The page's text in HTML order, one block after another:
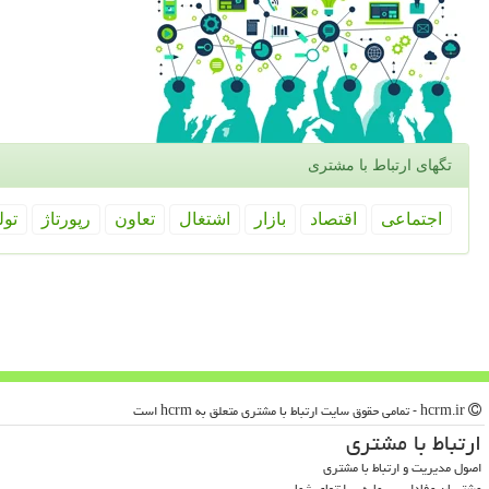
تگهای ارتباط با مشتری
اجتماعی اقتصاد بازار اشتغال تعاون رپورتاژ
ارتباط با مشتری
اصول مدیریت و ارتباط با مشتری